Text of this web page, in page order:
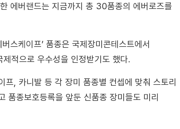
에버랜드는 지금까지 총 30품종의 에버로즈를
스케이프’ 품종은 국제장미콘테스트에서
적으로 우수성을 인정받기도 했다.
프, 카니발 등 각 장미 품종별 컨셉에 맞춰 스토리
품종보호등록을 앞둔 신품종 장미들도 미리